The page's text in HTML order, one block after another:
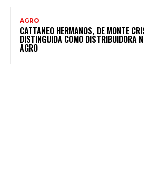
AGRO
CATTANEO HERMANOS, DE MONTE
DISTINGUIDA COMO DISTRIBUIDORA
AGRO